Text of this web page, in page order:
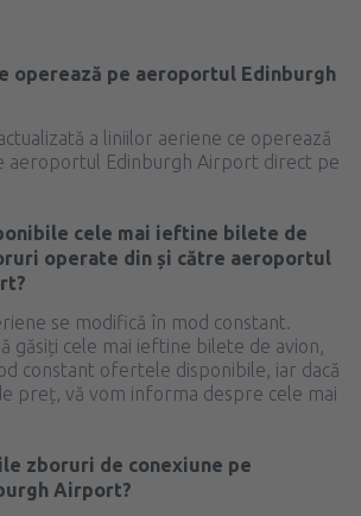
operează pe aeroportul Edinburgh
a liniilor aeriene ce operează
aeroportul Edinburgh Airport direct pe
cele mai ieftine bilete de
operate din și către aeroportul
se modifică în mod constant.
găsiți cele mai ieftine bilete de avion,
constant ofertele disponibile, iar dacă
preț, vă vom informa despre cele mai
zboruri de conexiune pe
Airport?